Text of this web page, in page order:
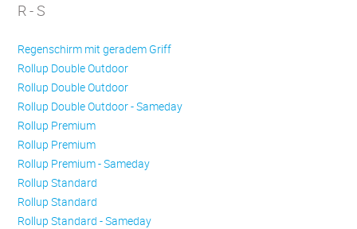
R - S
Regenschirm mit geradem Griff
Rollup Double Outdoor
Rollup Double Outdoor
Rollup Double Outdoor - Sameday
Rollup Premium
Rollup Premium
Rollup Premium - Sameday
Rollup Standard
Rollup Standard
Rollup Standard - Sameday